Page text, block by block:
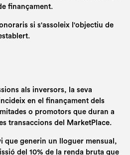
finançament.
si s'assoleix l'objectiu de
als inversors, la seva
en el finançament dels
o promotors que duran a
transaccions del MarketPlace.
que generin un lloguer mensual,
del 10% de la renda bruta que